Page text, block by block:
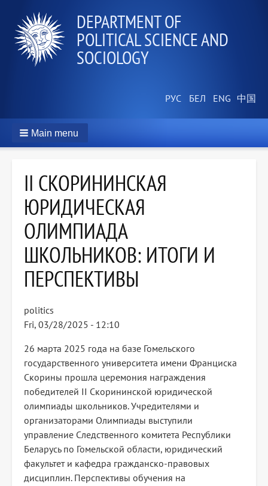
DEPARTMENT OF
POLITICAL SCIENCE AND
SOCIOLOGY
Main menu
II СКОРИНИНСКАЯ
ЮРИДИЧЕСКАЯ
ОЛИМПИАДА
ШКОЛЬНИКОВ: ИТОГИ И
ПЕРСПЕКТИВЫ
politics
Fri, 03/28/2025 - 12:10
26 марта 2025 года на базе Гомельского
государственного университета имени Франциска
Скорины прошла церемония награждения
победителей II Скорининской юридической
олимпиады школьников. Учредителями и
организаторами Олимпиады выступили
управление Следственного комитета Республики
Беларусь по Гомельской области, юридический
факультет и кафедра гражданско-правовых
дисциплин. Перспективы обучения на